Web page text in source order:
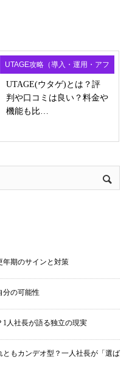
UTAGE攻略（導入・運用・アフ
ィ）
UTAGE(ウタゲ)とは？評
判や口コミは良い？料金や
機能も比…
年期のサインと対策
分の可能性
人社長が語る独立の現実
もカンデオ型？一人社長が「選ば